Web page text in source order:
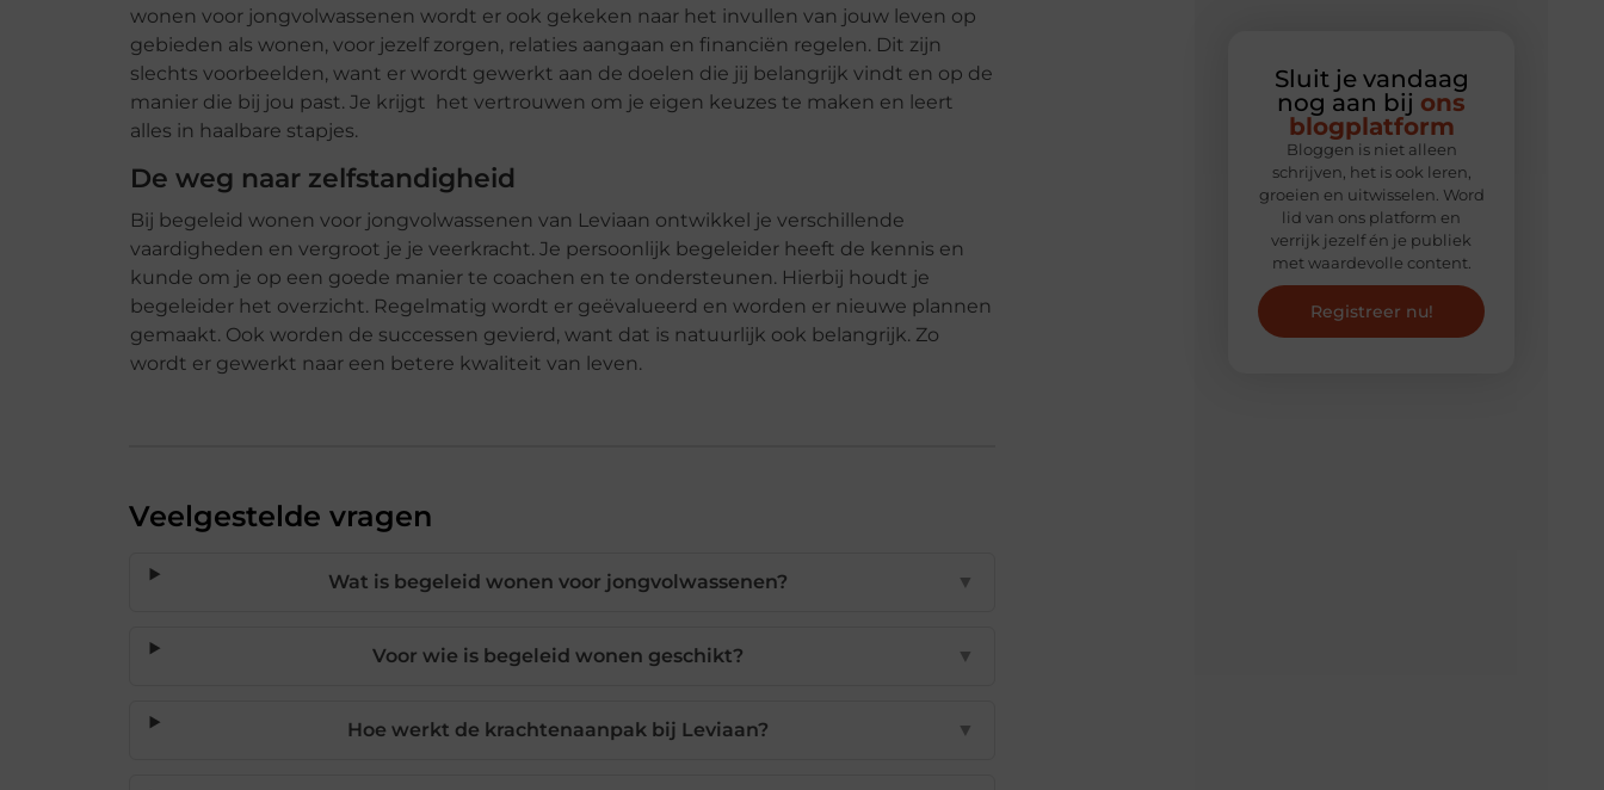
Sluit je vandaag
nog aan bij ons
blogplatform
Bloggen is niet alleen
schrijven, het is ook leren,
groeien en uitwisselen. Word
lid van ons platform en
verrijk jezelf én je publiek
met waardevolle content.
Registreer nu!
wonen voor jongvolwassenen wordt er ook gekeken naar het invullen van jouw leven op
gebieden als wonen, voor jezelf zorgen, relaties aangaan en financiën regelen. Dit zijn
slechts voorbeelden, want er wordt gewerkt aan de doelen die jij belangrijk vindt en op de
manier die bij jou past. Je krijgt het vertrouwen om je eigen keuzes te maken en leert
alles in haalbare stapjes.
De weg naar zelfstandigheid
Bij begeleid wonen voor jongvolwassenen van Leviaan ontwikkel je verschillende
vaardigheden en vergroot je je veerkracht. Je persoonlijk begeleider heeft de kennis en
kunde om je op een goede manier te coachen en te ondersteunen. Hierbij houdt je
begeleider het overzicht. Regelmatig wordt er geëvalueerd en worden er nieuwe plannen
gemaakt. Ook worden de successen gevierd, want dat is natuurlijk ook belangrijk. Zo
wordt er gewerkt naar een betere kwaliteit van leven.
Veelgestelde vragen
Wat is begeleid wonen voor jongvolwassenen? ▼
Voor wie is begeleid wonen geschikt? ▼
Hoe werkt de krachtenaanpak bij Leviaan? ▼